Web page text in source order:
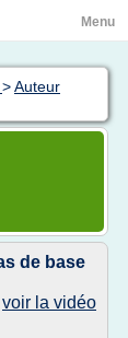
Menu
>Auteur
de base
voir la vidéo